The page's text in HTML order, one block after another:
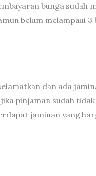
bunga sudah
belum melampaui 3
dan ada
pinjaman sudah
jaminan yang